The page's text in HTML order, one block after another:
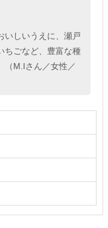
いしいうえに、瀬戸
ちごなど、豊富な種
（M.Iさん／女性／